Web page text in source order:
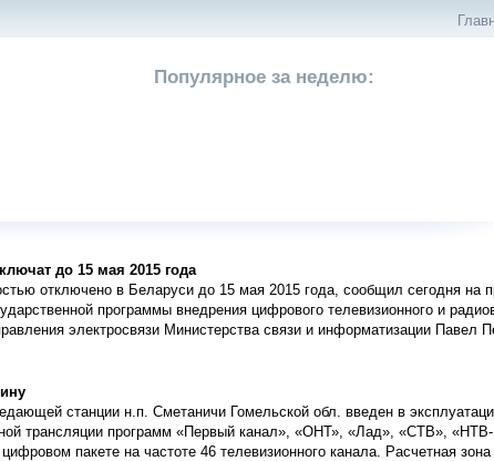
Популярное за неделю:
до 15 мая 2015 года
отключено в Беларуси до 15 мая 2015 года, сообщил сегодня на
программы внедрения цифрового телевизионного и
электросвязи Министерства связи и информатизации Павел
станции н.п. Сметаничи Гомельской обл. введен в
трансляции программ «Первый канал», «ОНТ», «Лад», «СТВ»,
пакете на частоте 46 телевизионного канала. Расчетная